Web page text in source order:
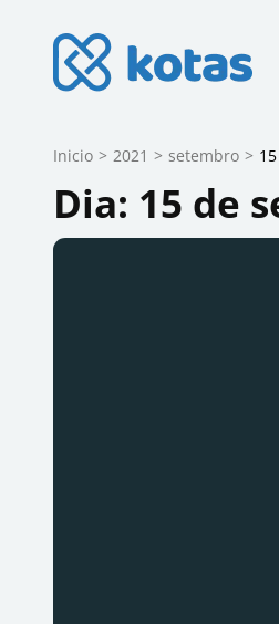
Inicio > 2021 > setembro > 15
Dia: 15 de